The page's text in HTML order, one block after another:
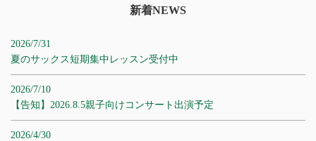
新着NEWS
2026/7/31
夏のサックス短期集中レッスン受付中
2026/7/10
【告知】2026.8.5親子向けコンサート出演予定
2026/4/30